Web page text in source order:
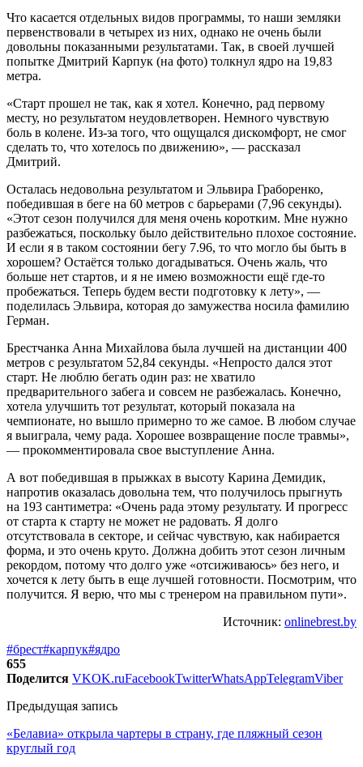
Что касается отдельных видов программы, то наши земляки
первенствовали в четырех из них, однако не очень были
довольны показанными результатами. Так, в своей лучшей
попытке Дмитрий Карпук (на фото) толкнул ядро на 19,83
метра.
«Старт прошел не так, как я хотел. Конечно, рад первому
месту, но результатом неудовлетворен. Немного чувствую
боль в колене. Из-за того, что ощущался дискомфорт, не смог
сделать то, что хотелось по движению», — рассказал
Дмитрий.
Осталась недовольна результатом и Эльвира Граборенко,
победившая в беге на 60 метров с барьерами (7,96 секунды).
«Этот сезон получился для меня очень коротким. Мне нужно
разбежаться, поскольку было действительно плохое состояние.
И если я в таком состоянии бегу 7.96, то что могло бы быть в
хорошем? Остаётся только догадываться. Очень жаль, что
больше нет стартов, и я не имею возможности ещё где-то
пробежаться. Теперь будем вести подготовку к лету», —
поделилась Эльвира, которая до замужества носила фамилию
Герман.
Брестчанка Анна Михайлова была лучшей на дистанции 400
метров с результатом 52,84 секунды. «Непросто дался этот
старт. Не люблю бегать один раз: не хватило
предварительного забега и совсем не разбежалась. Конечно,
хотела улучшить тот результат, который показала на
чемпионате, но вышло примерно то же самое. В любом случае
я выиграла, чему рада. Хорошее возвращение после травмы»,
— прокомментировала свое выступление Анна.
А вот победившая в прыжках в высоту Карина Демидик,
напротив оказалась довольна тем, что получилось прыгнуть
на 193 сантиметра: «Очень рада этому результату. И прогресс
от старта к старту не может не радовать. Я долго
отсутствовала в секторе, и сейчас чувствую, как набирается
форма, и это очень круто. Должна добить этот сезон личным
рекордом, потому что долго уже «отсиживаюсь» без него, и
хочется к лету быть в еще лучшей готовности. Посмотрим, что
получится. Я верю, что мы с тренером на правильном пути».
Источник: onlinebrest.by
#брест#карпук#ядро
655
Поделится VKOK.ruFacebookTwitterWhatsAppTelegramViber
Предыдущая запись
«Белавиа» открыла чартеры в страну, где пляжный сезон
круглый год